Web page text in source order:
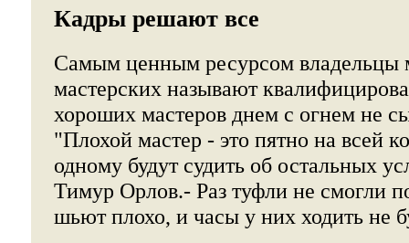
Кадры решают все
Самым ценным ресурсом владельцы
мастерских называют
хороших мастеров днем с огнем не
"Плохой мастер - это пятно на всей
одному будут судить об остальных
Тимур Орлов.- Раз туфли не смогли
шьют плохо, и часы у них ходить не